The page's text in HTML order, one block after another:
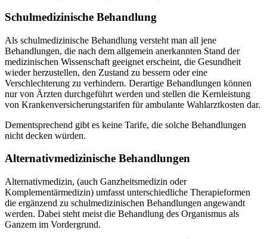
Schulmedizinische Behandlung
Als schulmedizinische Behandlung versteht man all jene
Behandlungen, die nach dem allgemein anerkannten Stand der
medizinischen Wissenschaft geeignet erscheint, die Gesundheit
wieder herzustellen, den Zustand zu bessern oder eine
Verschlechterung zu verhindern. Derartige Behandlungen können
nur von Ärzten durchgeführt werden und stellen die Kernleistung
von Krankenversicherungstarifen für ambulante Wahlarztkosten dar.
Dementsprechend gibt es keine Tarife, die solche Behandlungen
nicht decken würden.
Alternativmedizinische Behandlungen
Alternativmedizin, (auch Ganzheitsmedizin oder
Komplementärmedizin) umfasst unterschiedliche Therapieformen
die ergänzend zu schulmedizinischen Behandlungen angewandt
werden. Dabei steht meist die Behandlung des Organismus als
Ganzem im Vordergrund.